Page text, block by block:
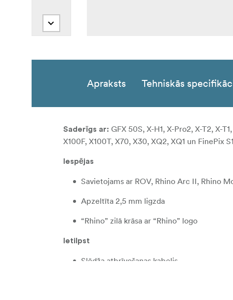
Apraksts Tehniskās
Saderīgs ar: GFX 50S, X-H1, X-Pro2, X-T2, X-
X100F, X100T, X70, X30, XQ2, XQ1 un FinePix S1
Iespējas
Savietojams ar ROV, Rhino Arc II, Rhino
Apzeltīta 2,5 mm ligzda
“Rhino” zilā krāsa ar “Rhino” logo
Ietilpst
Slēdža atbrīvošanas kabelis